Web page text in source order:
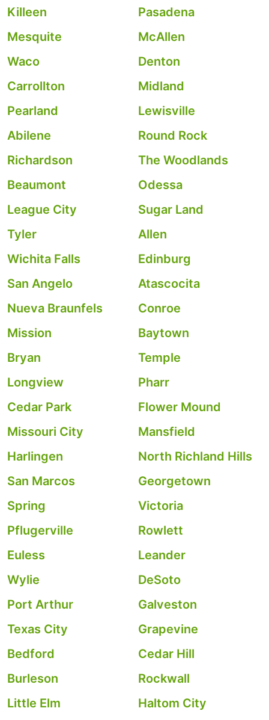
Killeen
Pasadena
Mesquite
McAllen
Waco
Denton
Carrollton
Midland
Pearland
Lewisville
Abilene
Round Rock
Richardson
The Woodlands
Beaumont
Odessa
League City
Sugar Land
Tyler
Allen
Wichita Falls
Edinburg
San Angelo
Atascocita
Nueva Braunfels
Conroe
Mission
Baytown
Bryan
Temple
Longview
Pharr
Cedar Park
Flower Mound
Missouri City
Mansfield
Harlingen
North Richland Hills
San Marcos
Georgetown
Spring
Victoria
Pflugerville
Rowlett
Euless
Leander
Wylie
DeSoto
Port Arthur
Galveston
Texas City
Grapevine
Bedford
Cedar Hill
Burleson
Rockwall
Little Elm
Haltom City